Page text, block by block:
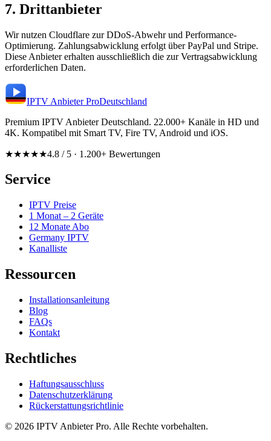
7. Drittanbieter
Wir nutzen Cloudflare zur DDoS-Abwehr und Performance-
Optimierung. Zahlungsabwicklung erfolgt über PayPal und Stripe.
Diese Anbieter erhalten ausschließlich die zur Vertragsabwicklung
erforderlichen Daten.
IPTV AnbieterProDeutschland
Premium IPTV Anbieter Deutschland. 22.000+ Kanäle in HD und
4K. Kompatibel mit Smart TV, Fire TV, Android und iOS.
★★★★★4.8 / 5 · 1.200+ Bewertungen
Service
IPTV Preise
1 Monat – 2 Geräte
12 Monate Abo
Germany IPTV
Kanalliste
Ressourcen
Installationsanleitung
Blog
FAQs
Kontakt
Rechtliches
Haftungsausschluss
Datenschutzerklärung
Rückerstattungsrichtlinie
© 2026 IPTV Anbieter Pro. Alle Rechte vorbehalten.